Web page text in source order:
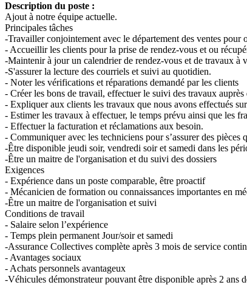
Description du poste :
Ajout à notre équipe actuelle.
Principales tâches
-Travailler conjointement avec le département des ventes
- Accueillir les clients pour la prise de rendez-vous et ou
-Maintenir à jour un calendrier de rendez-vous et de travaux à
-S'assurer la lecture des courriels et suivi au quotidien.
- Noter les vérifications et réparations demandé par les clients
- Créer les bons de travail, effectuer le suivi des travaux
- Expliquer aux clients les travaux que nous avons effectués
- Estimer les travaux à effectuer, le temps prévu ainsi que les
- Effectuer la facturation et réclamations aux besoin.
- Communiquer avec les techniciens pour s’assurer des
-Être disponible jeudi soir, vendredi soir et samedi dans les
-Être un maitre de l'organisation et du suivi des dossiers
Exigences
- Expérience dans un poste comparable, être proactif
- Mécanicien de formation ou connaissances importantes en
-Être un maitre de l'organisation et suivi
Conditions de travail
- Salaire selon l’expérience
- Temps plein permanent Jour/soir et samedi
-Assurance Collectives complète après 3 mois de service
- Avantages sociaux
- Achats personnels avantageux
-Véhicules démonstrateur pouvant être disponible après 2 ans